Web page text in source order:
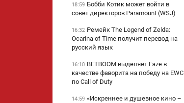
18:59 Бобби Котик может войти в
совет директоров Paramount (WSJ)
16:32 Ремейк The Legend of Zelda:
Ocarina of Time получит перевод на
русский язык
16:10 BETBOOM выделяет Faze в
качестве фаворита на победу на EWC
по Call of Duty
14:59 «Искреннее и душевное кино –